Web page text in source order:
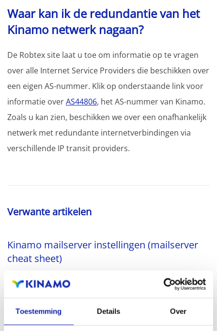
Toestemming Details Over
Waar kan ik de redundantie van het
Kinamo netwerk nagaan?
De Robtex site laat u toe om informatie op te vragen
over alle Internet Service Providers die beschikken over
een eigen AS-nummer. Klik op onderstaande link voor
informatie overAS44806, het AS-nummer van Kinamo.
Zoals u kan zien, beschikken we over een onafhankelijk
netwerk met redundante internetverbindingen via
verschillende IP transit providers.
Verwante artikelen
Kinamo mailserver instellingen (mailserver
cheat sheet)
namen (domeinnamen) weer voor de Kinamo mail
infrastructuur. Aan de hand van...